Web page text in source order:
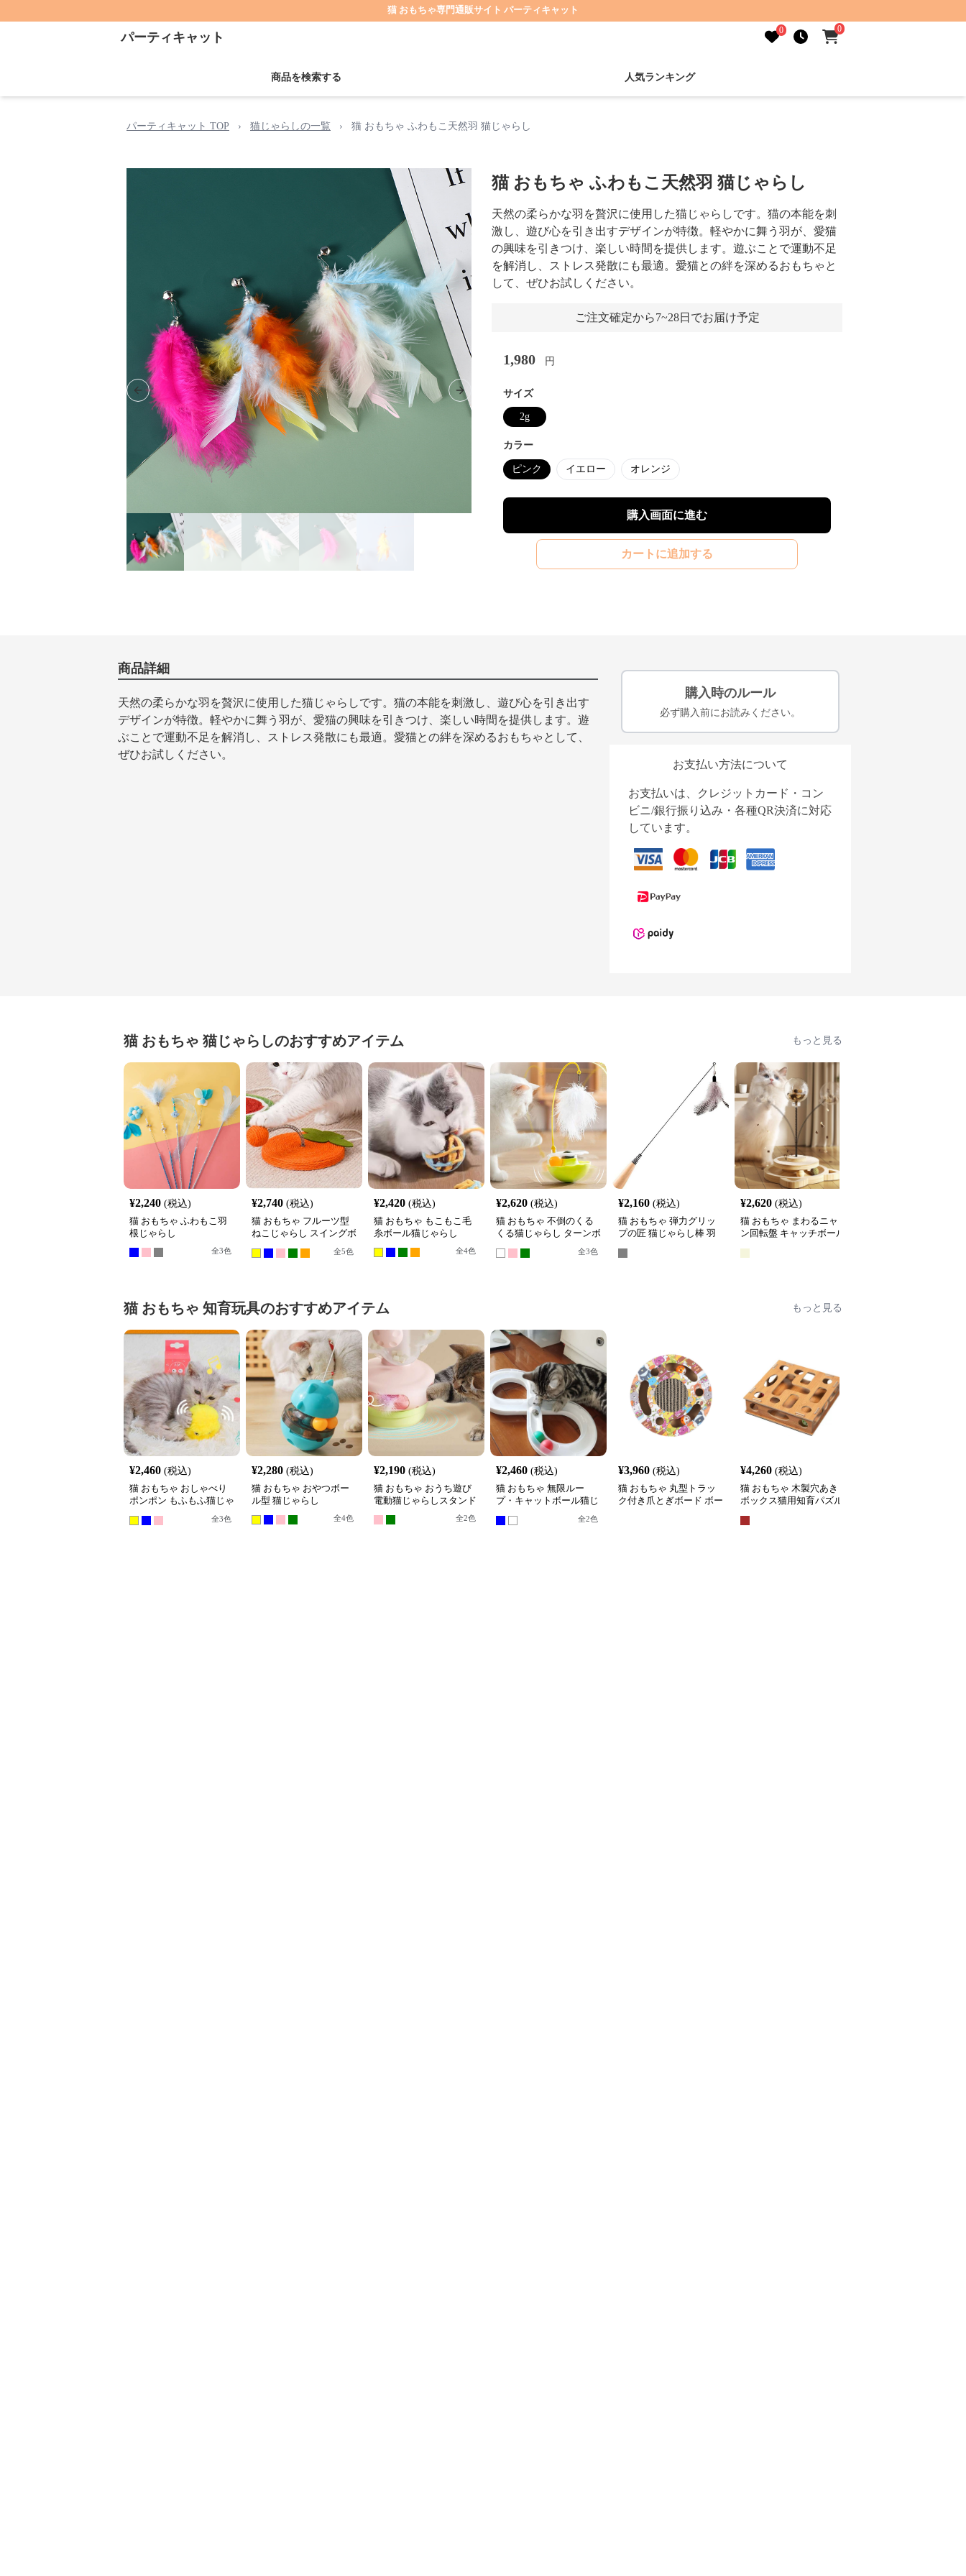
猫 おもちゃ専門通販サイト パーティキャット
パーティキャット 0 0
商品を検索する 人気ランキング
パーティキャット TOP › 猫じゃらしの一覧 › 猫 おもちゃ ふわもこ天然羽 猫じゃらし
Previous slide Next slide
猫 おもちゃ ふわもこ天然羽 猫じゃらし
天然の柔らかな羽を贅沢に使用した猫じゃらしです。猫の本能を刺
激し、遊び心を引き出すデザインが特徴。軽やかに舞う羽が、愛猫
の興味を引きつけ、楽しい時間を提供します。遊ぶことで運動不足
を解消し、ストレス発散にも最適。愛猫との絆を深めるおもちゃと
して、ぜひお試しください。
ご注文確定から7~28日でお届け予定
1,980 円
サイズ
2g
カラー
ピンク イエロー オレンジ
購入画面に進む
カートに追加する
商品詳細
天然の柔らかな羽を贅沢に使用した猫じゃらしです。猫の本能を刺激し、遊び心を引き出す
デザインが特徴。軽やかに舞う羽が、愛猫の興味を引きつけ、楽しい時間を提供します。遊
ぶことで運動不足を解消し、ストレス発散にも最適。愛猫との絆を深めるおもちゃとして、
ぜひお試しください。
購入時のルール
必ず購入前にお読みください。
お支払い方法について
お支払いは、クレジットカード・コン
ビニ/銀行振り込み・各種QR決済に対応
しています。
猫 おもちゃ 猫じゃらしのおすすめアイテム もっと見る
¥2,240 (税込)
猫 おもちゃ ふわもこ羽
根じゃらし
全3色
¥2,740 (税込)
猫 おもちゃ フルーツ型
ねこじゃらし スイングボ
全5色
¥2,420 (税込)
猫 おもちゃ もこもこ毛
糸ボール猫じゃらし
全4色
¥2,620 (税込)
猫 おもちゃ 不倒のくる
くる猫じゃらし ターンボ
全3色
¥2,160 (税込)
猫 おもちゃ 弾力グリッ
プの匠 猫じゃらし棒 羽
¥2,620 (税込)
猫 おもちゃ まわるニャ
ン回転盤 キャッチボール
猫 おもちゃ 知育玩具のおすすめアイテム もっと見る
¥2,460 (税込)
猫 おもちゃ おしゃべり
ポンポン もふもふ猫じゃ
全3色
¥2,280 (税込)
猫 おもちゃ おやつボー
ル型 猫じゃらし
全4色
¥2,190 (税込)
猫 おもちゃ おうち遊び
電動猫じゃらしスタンド
全2色
¥2,460 (税込)
猫 おもちゃ 無限ルー
プ・キャットボール猫じ
全2色
¥3,960 (税込)
猫 おもちゃ 丸型トラッ
ク付き爪とぎボード ボー
¥4,260 (税込)
猫 おもちゃ 木製穴あき
ボックス猫用知育パズル